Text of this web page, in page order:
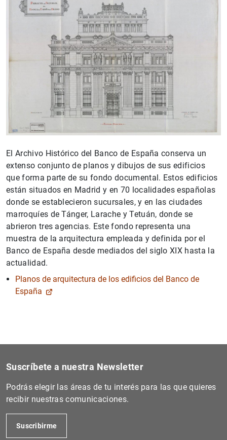
El Archivo Histórico del Banco de España conserva un
extenso conjunto de planos y dibujos de sus edificios
que forma parte de su fondo documental. Estos edificios
están situados en Madrid y en 70 localidades españolas
donde se establecieron sucursales, y en las ciudades
marroquíes de Tánger, Larache y Tetuán, donde se
abrieron tres agencias. Este fondo representa una
muestra de la arquitectura empleada y definida por el
Banco de España desde mediados del siglo XIX hasta la
actualidad.
Planos de arquitectura de los edificios del Banco de
España
Suscríbete a nuestra Newsletter
Podrás elegir las áreas de tu interés para las que quieres
recibir nuestras comunicaciones.
Suscribirme